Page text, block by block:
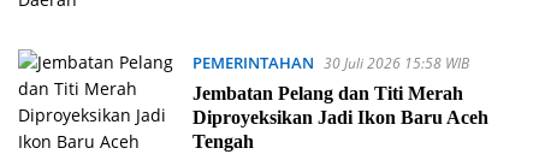
PEMERINTAHAN 30 Juli 2026 15:58 WIB
Jembatan Pelang dan Titi Merah
Diproyeksikan Jadi Ikon Baru Aceh
Tengah